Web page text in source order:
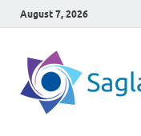
August 7, 2026